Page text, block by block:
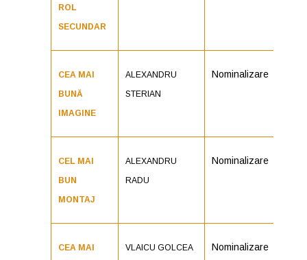
ROL
SECUNDAR
CEA MAI
BUNĂ
IMAGINE
ALEXANDRU
STERIAN
Nominalizare
CEL MAI
BUN
MONTAJ
ALEXANDRU
RADU
Nominalizare
CEA MAI
VLAICU GOLCEA Nominalizare